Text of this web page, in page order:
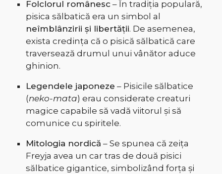
Folclorul românesc– În tradiția populară,
pisica sălbatică era un simbol al
neîmblânzirii și libertății. De asemenea,
exista credința că o pisică sălbatică care
traversează drumul unui vânător aduce
ghinion.
Legendele japoneze – Pisicile sălbatice
(neko-mata) erau considerate creaturi
magice capabile să vadă viitorul și să
comunice cu spiritele.
Mitologia nordică – Se spunea că zeița
Freyja avea un car tras de două pisici
sălbatice gigantice, simbolizând forța și